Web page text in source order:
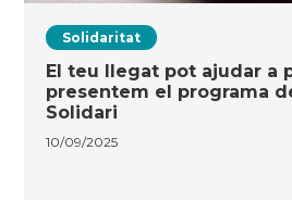
Solidaritat
El teu llegat pot ajudar a
presentem el programa
Solidari
10/09/2025